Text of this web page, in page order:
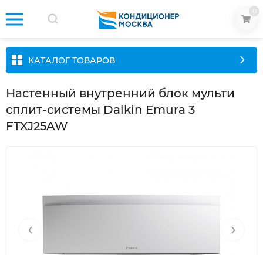
КАТАЛОГ ТОВАРОВ
Настенный внутренний блок мульти
сплит-системы Daikin Emura 3
FTXJ25AW
‹ ›